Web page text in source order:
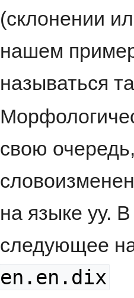
(склонении
нашем
называться
свою
на языке yy.
следующее
en.en.dix